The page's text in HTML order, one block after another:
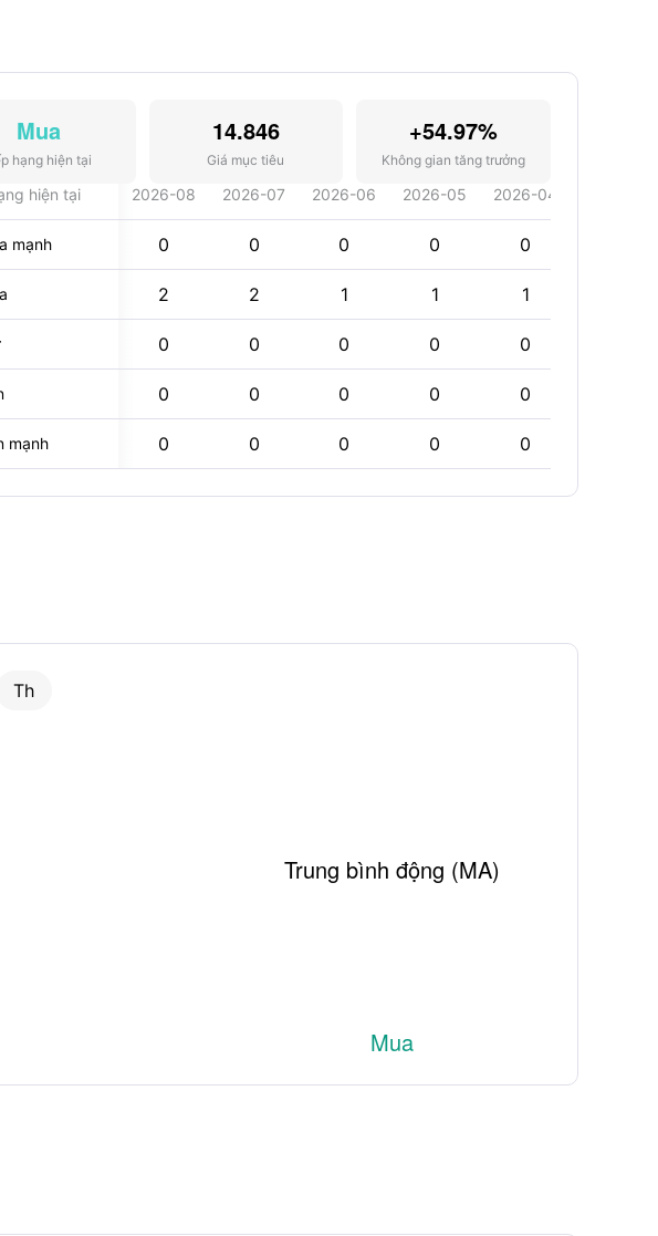
Mua
hạng hiện tại
14.846
Giá mục tiêu
+54.97%
Không gian tăng trưởng
hiện tại 2026-08 2026-07 2026-06 2026-05 2026-04
mạnh 0 0 0 0 0
2 2 1 1 1
0 0 0 0 0
0 0 0 0 0
mạnh 0 0 0 0 0
Th
Trung bình động (MA)
Mua